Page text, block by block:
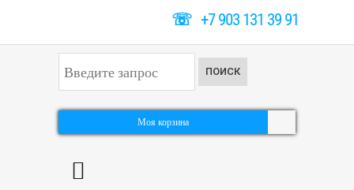
☏+7 903 131 39 91
к
а
ь
ПОИСК
Моя корзина